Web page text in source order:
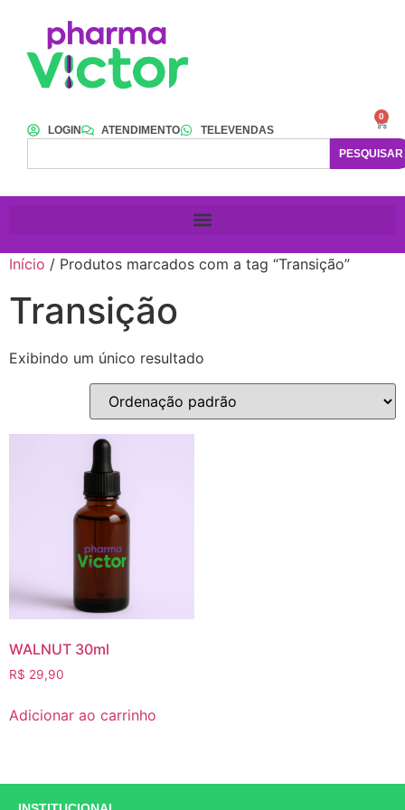
LOGIN ATENDIMENTO
TELEVENDAS
PESQUISAR
0
Início / Produtos marcados com a tag “Transição”
Transição
Exibindo um único resultado
WALNUT 30ml
R$ 29,90
Adicionar ao carrinho